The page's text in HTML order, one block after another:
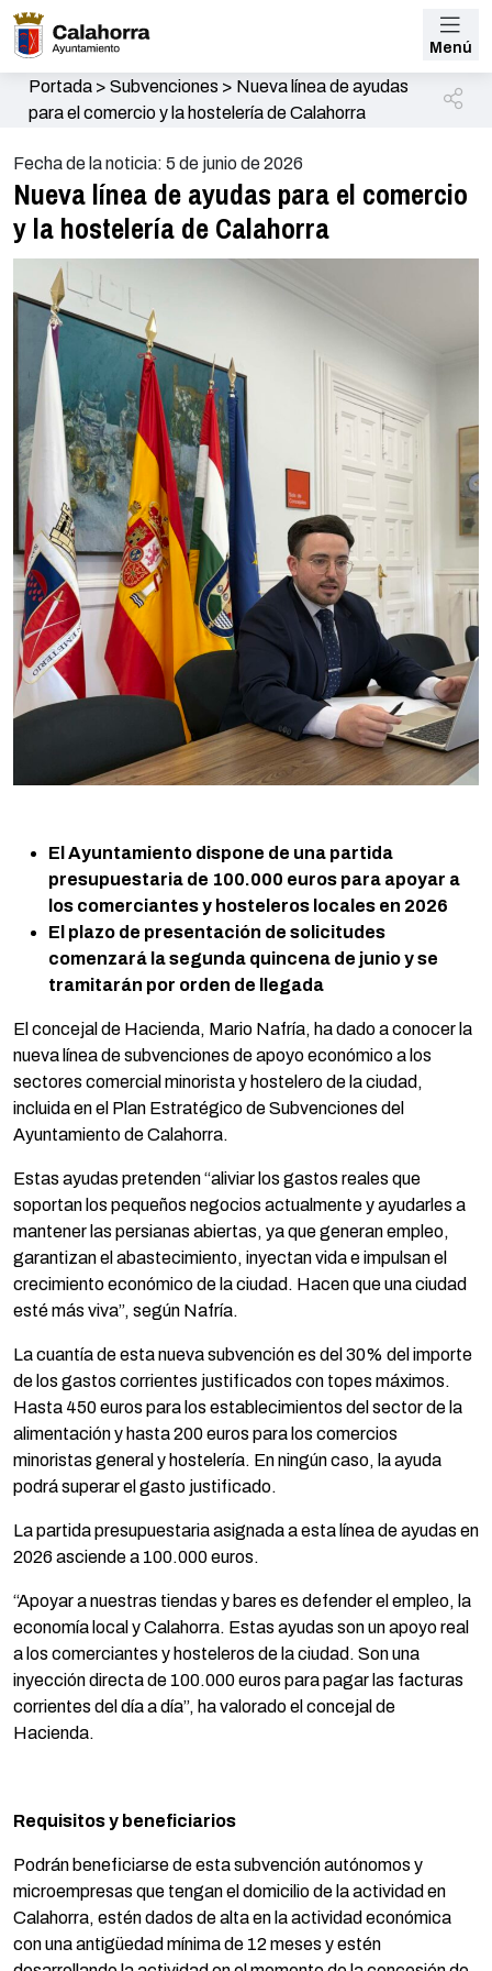
Menú
Portada> Subvenciones > Nueva línea de ayudas
para el comercio y la hostelería de Calahorra
Fecha de la noticia: 5 de junio de 2026
Nueva línea de ayudas para el comercio
y la hostelería de Calahorra
El Ayuntamiento dispone de una partida
presupuestaria de 100.000 euros para apoyar a
los comerciantes y hosteleros locales en 2026
El plazo de presentación de solicitudes
comenzará la segunda quincena de junio y se
tramitarán por orden de llegada
El concejal de Hacienda, Mario Nafría, ha dado a conocer la
nueva línea de subvenciones de apoyo económico a los
sectores comercial minorista y hostelero de la ciudad,
incluida en el Plan Estratégico de Subvenciones del
Ayuntamiento de Calahorra.
Estas ayudas pretenden “aliviar los gastos reales que
soportan los pequeños negocios actualmente y ayudarles a
mantener las persianas abiertas, ya que generan empleo,
garantizan el abastecimiento, inyectan vida e impulsan el
crecimiento económico de la ciudad. Hacen que una ciudad
esté más viva”, según Nafría.
La cuantía de esta nueva subvención es del 30% del importe
de los gastos corrientes justificados con topes máximos.
Hasta 450 euros para los establecimientos del sector de la
alimentación y hasta 200 euros para los comercios
minoristas general y hostelería. En ningún caso, la ayuda
podrá superar el gasto justificado.
La partida presupuestaria asignada a esta línea de ayudas en
2026 asciende a 100.000 euros.
“Apoyar a nuestras tiendas y bares es defender el empleo, la
economía local y Calahorra. Estas ayudas son un apoyo real
a los comerciantes y hosteleros de la ciudad. Son una
inyección directa de 100.000 euros para pagar las facturas
corrientes del día a día”, ha valorado el concejal de
Hacienda.
Requisitos y beneficiarios
Podrán beneficiarse de esta subvención autónomos y
microempresas que tengan el domicilio de la actividad en
Calahorra, estén dados de alta en la actividad económica
con una antigüedad mínima de 12 meses y estén